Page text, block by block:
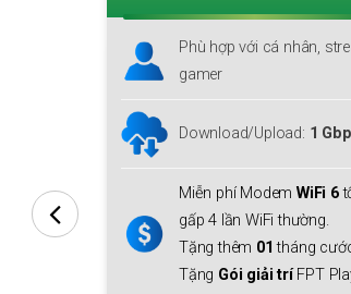
Phù hợp với cá nhân, streamer,
gamer
Download/Upload:1 Gbps
Miễn phí ModemWiFi 6tốc độ
gấp 4 lần WiFi thường.
Tặng thêm01tháng cước.
Gói giải trí FPT Play